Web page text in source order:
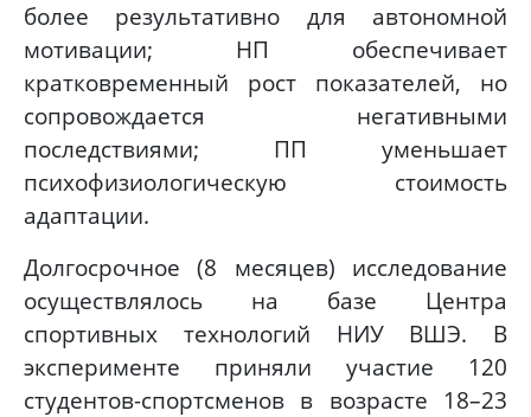
более результативно для автономной
мотивации; НП обеспечивает
кратковременный рост показателей, но
сопровождается негативными
последствиями; ПП уменьшает
психофизиологическую стоимость
адаптации.
Долгосрочное (8 месяцев) исследование
осуществлялось на базе Центра
спортивных технологий НИУ ВШЭ. В
эксперименте приняли участие 120
студентов-спортсменов в возрасте 18–23